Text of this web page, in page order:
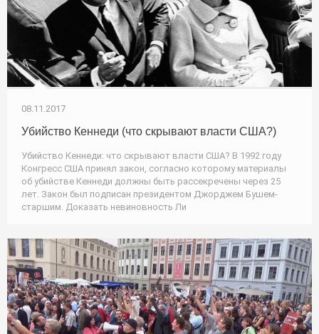
08.11.2017
Убийство Кеннеди (что скрывают власти США?)
Убийство Кеннеди: что скрывают власти США? В 1992 году
Конгресс США принял закон, согласно которому материалы
об убийстве Кеннеди должны быть рассекречены через 25
лет. Закон был подписан президентом Джорджем Бушем-
старшим. Доказать невиновность Ли